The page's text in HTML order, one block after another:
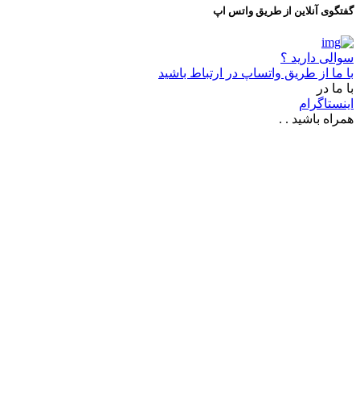
گفتگوی آنلاین از طریق واتس اپ
سوالی دارید ؟
با ما از طریق واتساپ در ارتباط باشید
با ما در
اینستاگرام
همراه باشید . .